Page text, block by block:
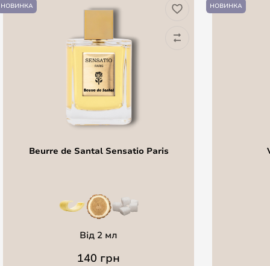
НОВИНКА
Beurre de Santal Sensatio Paris
Від 2 мл
140 грн
НОВИНКА